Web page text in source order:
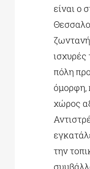
είναι ο
ισχυρές
πόλη
όμορφη,
χώρος
την